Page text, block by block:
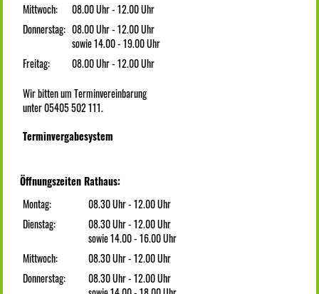
Mittwoch:
08.00 Uhr - 12.00 Uhr
Donnerstag: 08.00 Uhr - 12.00 Uhr
sowie 14.00 - 19.00 Uhr
Freitag:
08.00 Uhr - 12.00 Uhr
Wir bitten um Terminvereinbarung
unter 05405 502 111.
Terminvergabesystem
Öffnungszeiten Rathaus:
Montag:
08.30 Uhr - 12.00 Uhr
Dienstag:
08.30 Uhr - 12.00 Uhr
sowie 14.00 - 16.00 Uhr
Mittwoch:
08.30 Uhr - 12.00 Uhr
Donnerstag:
08.30 Uhr - 12.00 Uhr